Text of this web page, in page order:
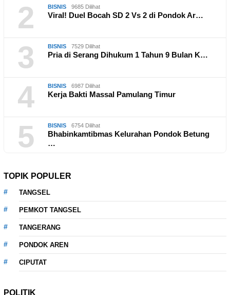
2 BISNIS 9685 Dilihat
Viral! Duel Bocah SD 2 Vs 2 di Pondok Ar…
3 BISNIS 7529 Dilihat
Pria di Serang Dihukum 1 Tahun 9 Bulan K…
4 BISNIS 6987 Dilihat
Kerja Bakti Massal Pamulang Timur
5 BISNIS 6754 Dilihat
Bhabinkamtibmas Kelurahan Pondok Betung
…
TOPIK POPULER
TANGSEL
PEMKOT TANGSEL
TANGERANG
PONDOK AREN
CIPUTAT
POLITIK